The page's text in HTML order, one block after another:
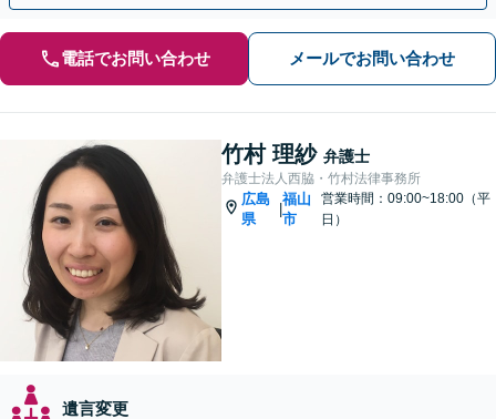
電話でお問い合わせ メールでお問い合わせ
竹村 理紗 弁護士
弁護士法人西脇・竹村法律事務所
広島
県
|
福山
市
営業時間：09:00~18:00（平
日）
遺言変更